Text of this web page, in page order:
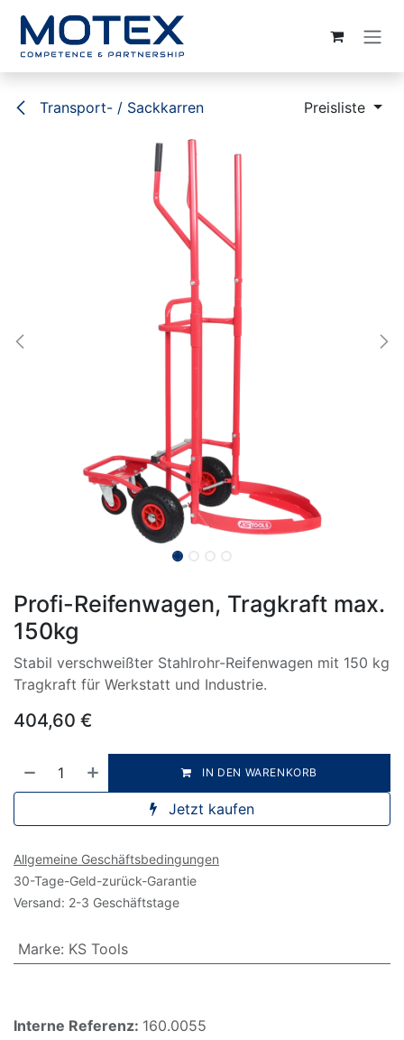
Transport- / Sackkarren Preisliste
Profi-Reifenwagen, Tragkraft max.
150kg
Stabil verschweißter Stahlrohr-Reifenwagen mit 150 kg
Tragkraft für Werkstatt und Industrie.
404,60 €
IN DEN WARENKORB
Jetzt kaufen
Allgemeine Geschäftsbedingungen
30-Tage-Geld-zurück-Garantie
Versand: 2-3 Geschäftstage
Marke: KS Tools
Interne Referenz: 160.0055